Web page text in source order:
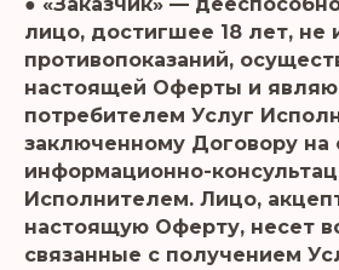
лицо, достигшее 18 лет,
противопоказаний,
настоящей Оферты и
потребителем Услуг
заключенному Договору на
информационно-
Исполнителем. Лицо,
настоящую Оферту, несет
связанные с получением